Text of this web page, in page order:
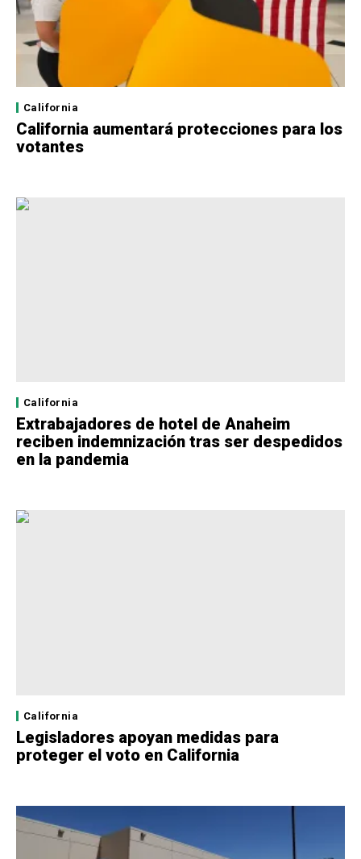
California
California aumentará protecciones para los
votantes
California
Extrabajadores de hotel de Anaheim
reciben indemnización tras ser despedidos
en la pandemia
California
Legisladores apoyan medidas para
proteger el voto en California